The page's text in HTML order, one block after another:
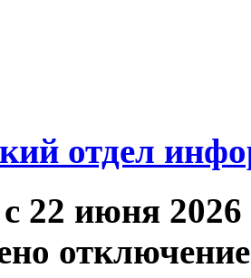
отдел
22 июня 2026